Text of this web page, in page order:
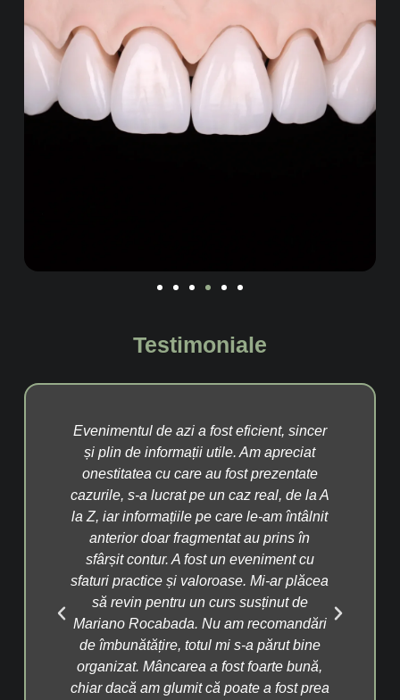
Testimoniale
Evenimentul de azi a fost eficient, sincer
și plin de informații utile. Am apreciat
onestitatea cu care au fost prezentate
cazurile, s-a lucrat pe un caz real, de la A
la Z, iar informațiile pe care le-am întâlnit
anterior doar fragmentat au prins în
sfârșit contur. A fost un eveniment cu
sfaturi practice și valoroase. Mi-ar plăcea
să revin pentru un curs susținut de
Mariano Rocabada. Nu am recomandări
de îmbunătățire, totul mi s-a părut bine
organizat. Mâncarea a fost foarte bună,
chiar dacă am glumit că poate a fost prea